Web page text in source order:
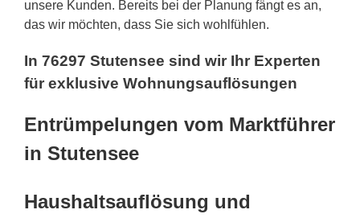
unsere Kunden. Bereits bei der Planung fängt es an,
das wir möchten, dass Sie sich wohlfühlen.
In 76297 Stutensee sind wir Ihr Experten
für exklusive Wohnungsauflösungen
Entrümpelungen vom Marktführer
in Stutensee
Haushaltsauflösung und